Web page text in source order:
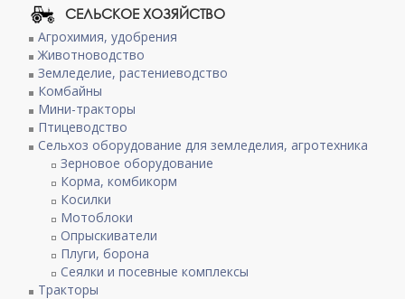
СЕЛЬСКОЕ ХОЗЯЙСТВО
Агрохимия, удобрения
Животноводство
Земледелие, растениеводство
Комбайны
Мини-тракторы
Птицеводство
Сельхоз оборудование для земледелия, агротехника
Зерновое оборудование
Корма, комбикорм
Косилки
Мотоблоки
Опрыскиватели
Плуги, борона
Сеялки и посевные комплексы
Тракторы